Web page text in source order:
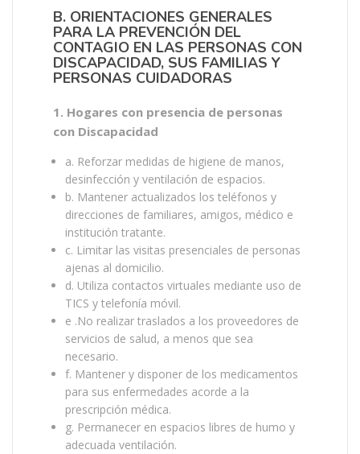
B. ORIENTACIONES GENERALES
PARA LA PREVENCIÓN DEL
CONTAGIO EN LAS PERSONAS CON
DISCAPACIDAD, SUS FAMILIAS Y
PERSONAS CUIDADORAS
1. Hogares con presencia de personas
con Discapacidad
a. Reforzar medidas de higiene de manos,
desinfección y ventilación de espacios.
b. Mantener actualizados los teléfonos y
direcciones de familiares, amigos, médico e
institución tratante.
c. Limitar las visitas presenciales de personas
ajenas al domicilio.
d. Utiliza contactos virtuales mediante uso de
TICS y telefonía móvil.
e .No realizar traslados a los proveedores de
servicios de salud, a menos que sea
necesario.
f. Mantener y disponer de los medicamentos
para sus enfermedades acorde a la
prescripción médica.
g. Permanecer en espacios libres de humo y
adecuada ventilación.